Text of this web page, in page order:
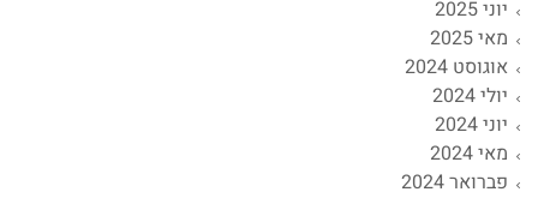
יוני 2025
מאי 2025
אוגוסט 2024
יולי 2024
יוני 2024
מאי 2024
פברואר 2024